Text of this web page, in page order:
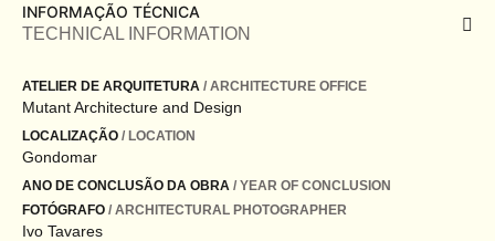
INFORMAÇÃO TÉCNICA
TECHNICAL INFORMATION
ATELIER DE ARQUITETURA / ARCHITECTURE OFFICE
Mutant Architecture and Design
LOCALIZAÇÃO / LOCATION
Gondomar
ANO DE CONCLUSÃO DA OBRA / YEAR OF CONCLUSION
FOTÓGRAFO / ARCHITECTURAL PHOTOGRAPHER
Ivo Tavares